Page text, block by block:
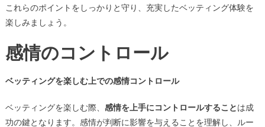
これらのポイントをしっかりと守り、充実したベッティング体験を
楽しみましょう。
感情のコントロール
ベッティングを楽しむ上での感情コントロール
ベッティングを楽しむ際、 感情を上手にコントロールすることは成
功の鍵となります。感情が判断に影響を与えることを理解し、ルー